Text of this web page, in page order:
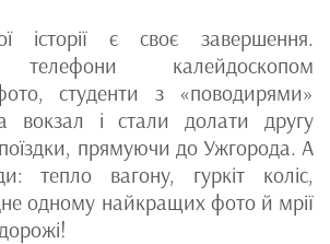
історії є своє завершення.
калейдоскопом
студенти з «поводирями»
вокзал і стали долати другу
прямуючи до Ужгорода. А
тепло вагону, гуркіт коліс,
одному найкращих фото й мрії